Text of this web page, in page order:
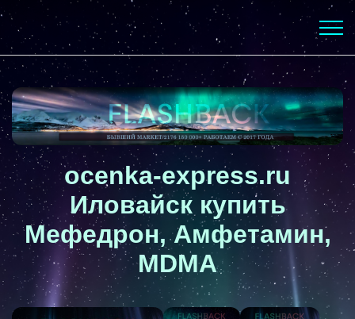
ocenka-express.ru
Иловайск купить
Мефедрон, Амфетамин,
MDMA